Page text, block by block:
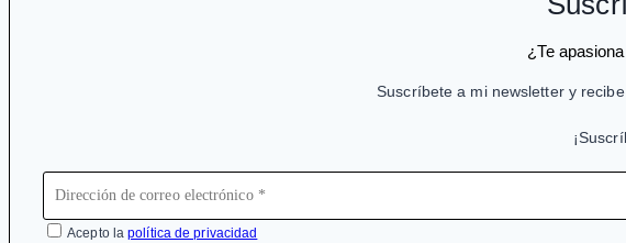
¿Te
Suscríbete a mi newsletter y
Acepto lapolítica de privacidad